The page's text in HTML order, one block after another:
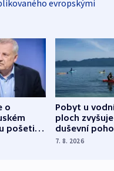
evropskými
o
pošetilé,
Pobyt u
ploch zvyšuje
duševní
ukázala
7. 8. 2026